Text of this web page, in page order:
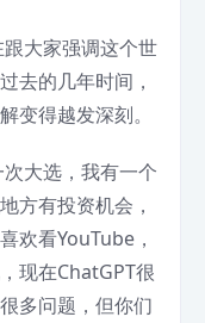
大家强调这个世
去的几年时间，
变得越发深刻。
大选，我有一个
方有投资机会，
欢看YouTube，
现在ChatGPT很
多问题，但你们